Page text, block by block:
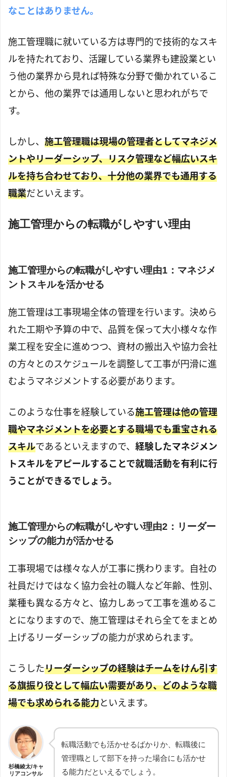
なことはありません。
施工管理職に就いている方は専門的で技術的なスキ
ルを持たれており、活躍している業界も建設業とい
う他の業界から見れば特殊な分野で働かれているこ
とから、他の業界では通用しないと思われがちで
す。
しかし、 施工管理職は現場の管理者としてマネジメ
ントやリーダーシップ、リスク管理など幅広いスキ
ルを持ち合わせており、十分他の業界でも通用する
職業だといえます。
施工管理からの転職がしやすい理由
施工管理からの転職がしやすい理由1：マネジメ
ントスキルを活かせる
施工管理は工事現場全体の管理を行います。決めら
れた工期や予算の中で、品質を保って大小様々な作
業工程を安全に進めつつ、資材の搬出入や協力会社
の方々とのスケジュールを調整して工事が円滑に進
むようマネジメントする必要があります。
このような仕事を経験している施工管理は他の管理
職やマネジメントを必要とする職場でも重宝される
スキルであるといえますので、 経験したマネジメン
トスキルをアピールすることで就職活動を有利に行
うことができるでしょう。
施工管理からの転職がしやすい理由2：リーダー
シップの能力が活かせる
工事現場では様々な人が工事に携わります。自社の
社員だけではなく協力会社の職人など年齢、性別、
業種も異なる方々と、協力しあって工事を進めるこ
とになりますので、施工管理はそれら全てをまとめ
上げるリーダーシップの能力が求められます。
こうしたリーダーシップの経験はチームをけん引す
る旗振り役として幅広い需要があり、どのような職
場でも求められる能力といえます。
杉橋綾太/キャ
リアコンサル
転職活動でも活かせるばかりか、転職後に
管理職として部下を持った場合にも活かせ
る能力だといえるでしょう。